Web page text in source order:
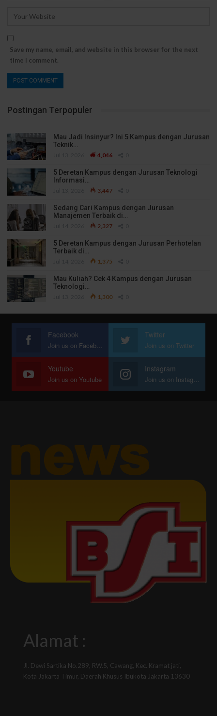
Save my name, email, and website in this browser for the next
time I comment.
Postingan Terpopuler
Mau Jadi Insinyur? Ini 5 Kampus dengan Jurusan
Teknik…
4,046
5 Deretan Kampus dengan Jurusan Teknologi
Informasi…
3,447
Sedang Cari Kampus dengan Jurusan
Manajemen Terbaik di…
2,327
5 Deretan Kampus dengan Jurusan Perhotelan
Terbaik di…
1,375
Mau Kuliah? Cek 4 Kampus dengan Jurusan
Teknologi…
1,300
Facebook
Join us on Facebook
Twitter
Join us on Twitter
Youtube
Join us on Youtube
Instagram
Join us on Instagram
Alamat :
Jl. Dewi Sartika No.289, RW.5, Cawang, Kec. Kramat jati,
Kota Jakarta Timur, Daerah Khusus Ibukota Jakarta 13630